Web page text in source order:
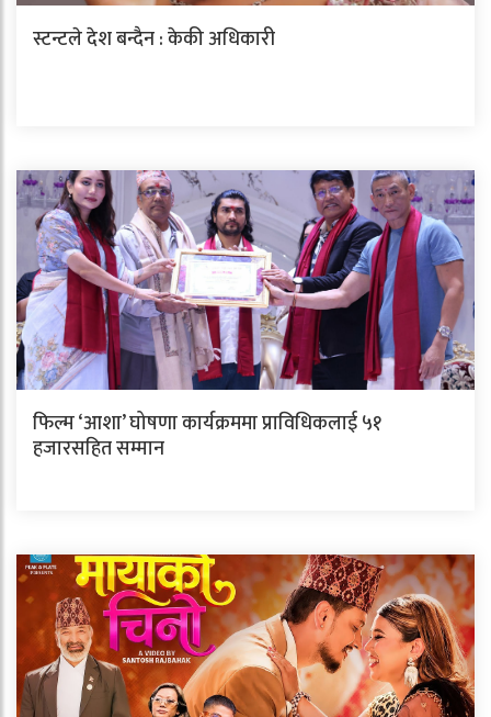
स्टन्टले देश बन्दैन : केकी अधिकारी
फिल्म ‘आशा’ घोषणा कार्यक्रममा प्राविधिकलाई ५१
हजारसहित सम्मान